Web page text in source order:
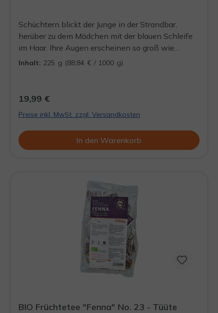
Schüchtern blickt der Junge in der Strandbar,
herüber zu dem Mädchen mit der blauen Schleife
im Haar. Ihre Augen erscheinen so groß wie
Apfelsinen. Mit einem Schluck köstlichen Ingwer-
vom Buch und spricht ihn an. Über seine Zunge
passiert? Und was hat sie gesagt?
Inhalt: 225 g (88,84 € / 1000 g)
19,99 €
Preise inkl. MwSt. zzgl. Versandkosten
In den Warenkorb
BIO Früchtetee "Fenna" No. 23 - Tüüte